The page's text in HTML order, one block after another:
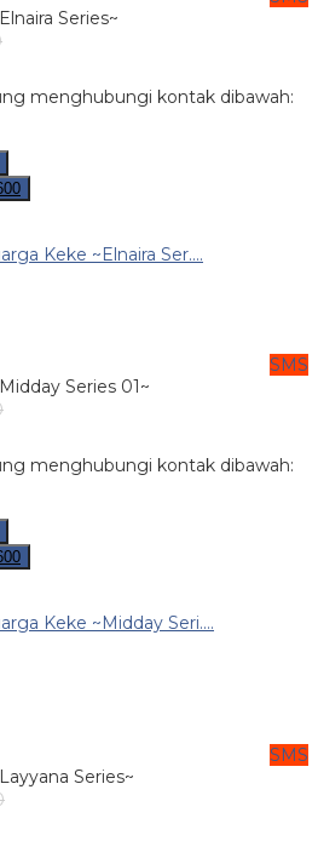
Series~
menghubungi kontak dibawah:
Keke ~Elnaira Ser....
SMS
Series 01~
menghubungi kontak dibawah:
Keke ~Midday Seri....
SMS
Series~